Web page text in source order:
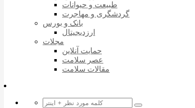
طبیعت و حیوانات
گردشگری و مهاجرت
بانک و بورس
ارزدیجیتال
مجلات
حمایت آنلاین
عصر سلامت
مقالات سلامت